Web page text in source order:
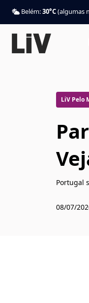
Belém:30°C(algumas
LiV Pelo
Portugal
08/07/